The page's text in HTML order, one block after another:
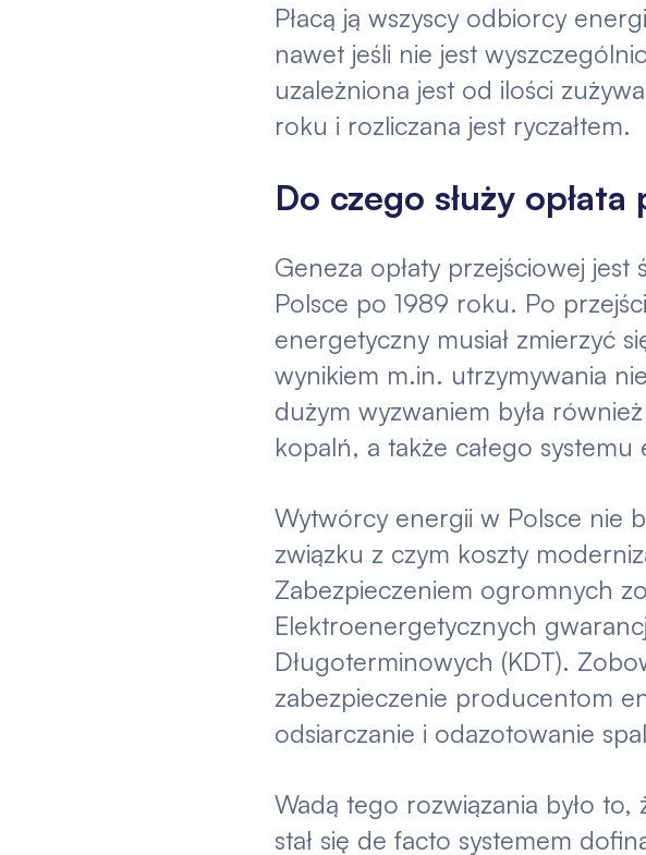
Płacą ją wszyscy odbiorcy
nawet jeśli nie jest
uzależniona jest od ilości
roku i rozliczana jest ryczałtem.
Do czego służy
Geneza opłaty przejściowej
Polsce po 1989 roku. Po
energetyczny musiał zmierzyć
wynikiem m.in. utrzymywania
dużym wyzwaniem była
kopalń, a także całego
Wytwórcy energii w Polsce nie
związku z czym koszty
Zabezpieczeniem ogromnych
Elektroenergetycznych
Długoterminowych (KDT).
zabezpieczenie producentom
odsiarczanie i odazotowanie
Wadą tego rozwiązania było
stał się de facto systemem